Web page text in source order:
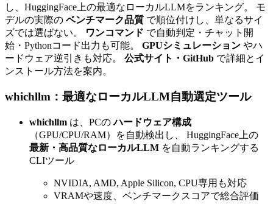
し、HuggingFace上の最適なローカルLLMをランキング。 モ
デルの実際の ベンチマーク品質 で順位付けし、単なるサイ
ズでは選ばない。
ワンコマンド で自動判定・チャット開
始・Pythonコード出力も可能。 GPUシミュレーション やハ
ードウェア逆引きも対応。 公式サイト・GitHub で詳細とイ
ンストール方法を案内。
whichllm：最適なローカルLLM自動選定ツール
whichllm は、PCのハードウェア構成
（GPU/CPU/RAM）を自動検出し、 HuggingFace上の
最新・高品質なローカルLLM を自動ランキングする
CLIツール
NVIDIA, AMD, Apple Silicon, CPU専用も対応
VRAMや速度、ベンチマークスコアで総合評価